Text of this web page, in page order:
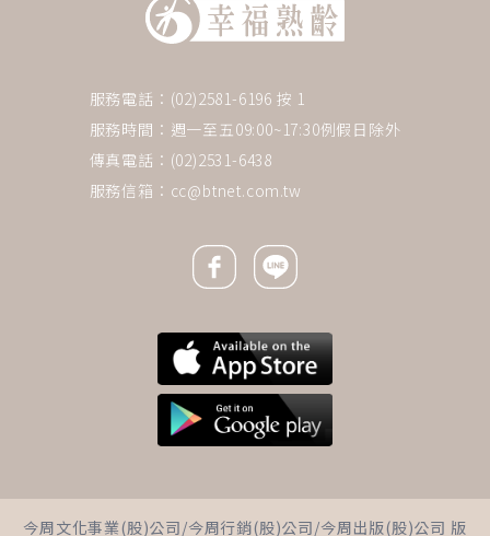
下一則 ＋
台股4萬點了還能買？看懂「中
服務電話：(02)2581-6196 按 1
服務時間：週一至五09:00~17:30例假日除外
傳真電話：(02)2531-6438
服務信箱： cc@btnet.com.tw
Facebook icon
Line icon
今周文化事業(股)公司/今周行銷(股)公司/今周出版(股)公司 版